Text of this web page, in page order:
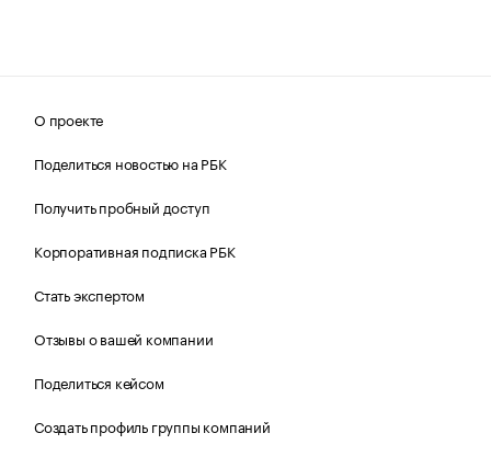
О проекте
Поделиться новостью на РБК
Получить пробный доступ
Корпоративная подписка РБК
Стать экспертом
Отзывы о вашей компании
Поделиться кейсом
Создать профиль группы компаний